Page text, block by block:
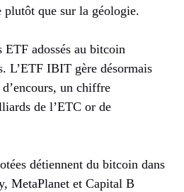
que sur la géologie.
adossés au bitcoin
L’ETF IBIT gère désormais
un chiffre
de l’ETC or de
détiennent du bitcoin dans
MetaPlanet et Capital B